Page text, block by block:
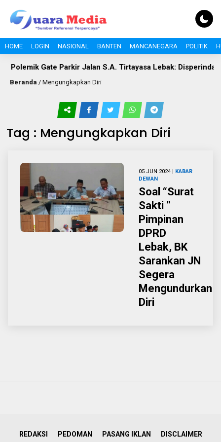
HOME LOGIN NASIONAL BANTEN MANCANEGARA POLITIK
Polemik Gate Parkir Jalan S.A. Tirtayasa Lebak:
Beranda / Mengungkapkan Diri
Tag : Mengungkapkan Diri
05 JUN 2024 | KABAR
DEWAN
Soal “Surat
Sakti ”
Pimpinan
DPRD
Lebak, BK
Sarankan JN
Segera
Mengundurkan
Diri
REDAKSI PEDOMAN PASANG IKLAN DISCLAIMER